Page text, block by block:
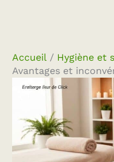
Accueil
Hygiène et
Avantages et